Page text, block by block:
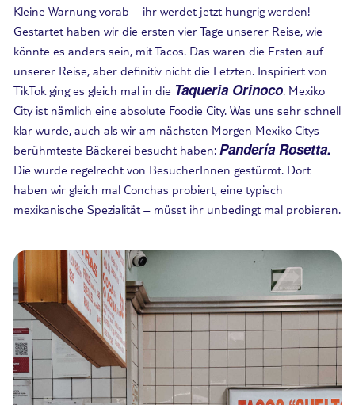
Kleine Warnung vorab – ihr werdet jetzt hungrig werden!
Gestartet haben wir die ersten vier Tage unserer Reise, wie
könnte es anders sein, mit Tacos. Das waren die Ersten auf
unserer Reise, aber definitiv nicht die Letzten. Inspiriert von
TikTok ging es gleich mal in die Taqueria Orinoco. Mexiko
City ist nämlich eine absolute Foodie City. Was uns sehr schnell
klar wurde, auch als wir am nächsten Morgen Mexiko Citys
berühmteste Bäckerei besucht haben: Pandería Rosetta.
Die wurde regelrecht von BesucherInnen gestürmt. Dort
haben wir gleich mal Conchas probiert, eine typisch
mexikanische Spezialität – müsst ihr unbedingt mal probieren.